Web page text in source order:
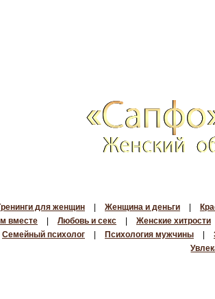
для женщин Женщина и деньги
вместе
Любовь и секс
Женские хитрости
Семейный психолог Психология мужчины